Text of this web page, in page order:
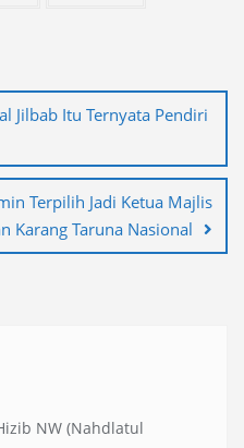
Jilbab Itu Ternyata Pendiri
Terpilih Jadi Ketua Majlis
Karang Taruna Nasional
NW (Nahdlatul